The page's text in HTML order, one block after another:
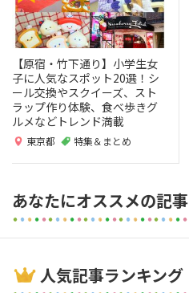
【原宿・竹下通り】小学生女
子に人気なスポット20選！シ
ール交換やスクイーズ、スト
ラップ作り体験、食べ歩きグ
ルメなどトレンド満載
東京都 特集＆まとめ
あなたにオススメの記事
人気記事ランキング